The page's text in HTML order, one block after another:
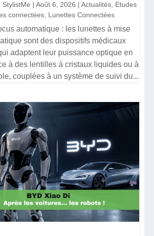
StylistMe |Août 6, 2026 |Actualités, Etudes
connectées, Lunettes Connectées
automatique : les lunettes à mise
sont des dispositifs médicaux
adaptent leur puissance optique en
à des lentilles à cristaux liquides ou à
couplées à un système de suivi du...